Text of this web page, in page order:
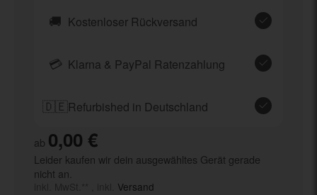
🚚 Kostenloser Rückversand
💳 Klarna & PayPal Ratenzahlung
🇩🇪Refurbished in Deutschland
ab 0,00 €
Leider kaufen wir dein ausgewähltes Gerät gerade
nicht an.
Versand